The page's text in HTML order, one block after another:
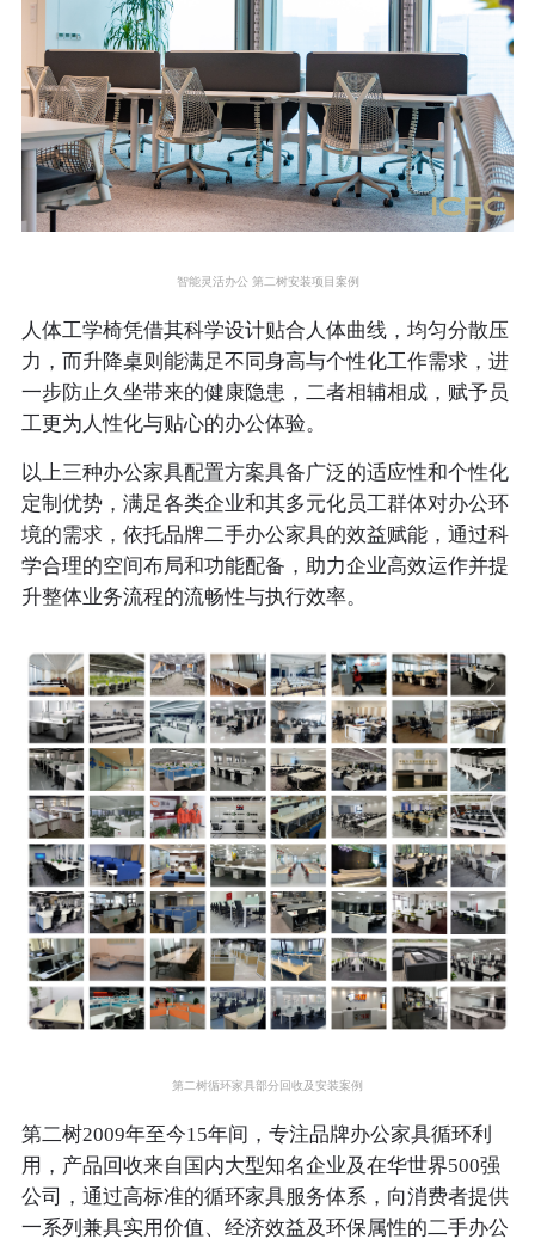
智能灵活办公 第二树安装项目案例
人体工学椅凭借其科学设计贴合人体曲线，均匀分散压
力，而升降桌则能满足不同身高与个性化工作需求，进
一步防止久坐带来的健康隐患，二者相辅相成，赋予员
工更为人性化与贴心的办公体验。
以上三种办公家具配置方案具备广泛的适应性和个性化
定制优势，满足各类企业和其多元化员工群体对办公环
境的需求，依托品牌二手办公家具的效益赋能，通过科
学合理的空间布局和功能配备，助力企业高效运作并提
升整体业务流程的流畅性与执行效率。
第二树循环家具部分回收及安装案例
第二树2009年至今15年间，专注品牌办公家具循环利
用，产品回收来自国内大型知名企业及在华世界500强
公司，通过高标准的循环家具服务体系，向消费者提供
一系列兼具实用价值、经济效益及环保属性的二手办公